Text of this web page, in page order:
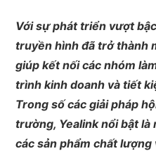
Với sự phát triển vượt
truyền hình đã trở thành
giúp kết nối các nhóm
trình kinh doanh và tiết
Trong số các giải pháp
trường, Yealink nổi bật
các sản phẩm chất lượng